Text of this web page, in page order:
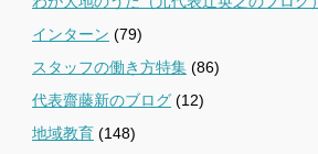
インターン (79)
スタッフの働き方特集 (86)
代表齋藤新のブログ (12)
地域教育 (148)